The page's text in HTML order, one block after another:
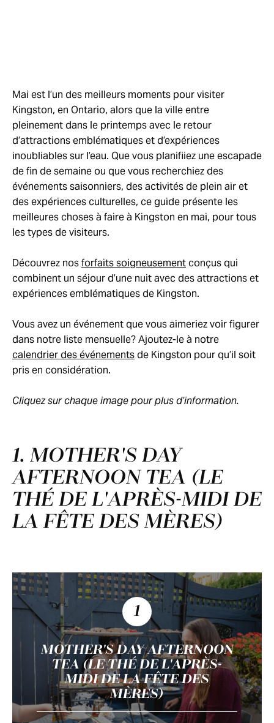
Mai est l’un des meilleurs moments pour visiter
Kingston, en Ontario, alors que la ville entre
pleinement dans le printemps avec le retour
d’attractions emblématiques et d’expériences
inoubliables sur l’eau. Que vous planifiiez une escapade
de fin de semaine ou que vous recherchiez des
événements saisonniers, des activités de plein air et
des expériences culturelles, ce guide présente les
meilleures choses à faire à Kingston en mai, pour tous
les types de visiteurs.
Découvrez nosforfaits soigneusementconçus qui
combinent un séjour d’une nuit avec des attractions et
expériences emblématiques de Kingston.
Vous avez un événement que vous aimeriez voir figurer
dans notre liste mensuelle? Ajoutez-le à notre
calendrier des événementsde Kingston pour qu’il soit
pris en considération.
Cliquez sur chaque image pour plus d’information.
1. MOTHER'S DAY
AFTERNOON TEA (LE
THÉ DE L'APRÈS-MIDI DE
LA FÊTE DES MÈRES)
1
MOTHER'S DAY AFTERNOON
TEA (LE THÉ DE L'APRÈS-
MIDI DE LA FÊTE DES
MÈRES)